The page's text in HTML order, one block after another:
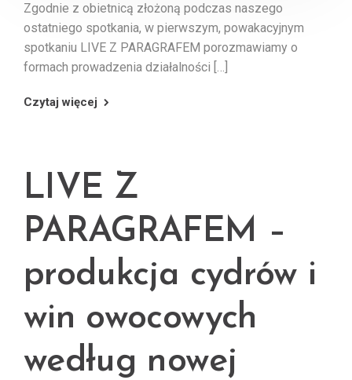
Zgodnie z obietnicą złożoną podczas naszego
ostatniego spotkania, w pierwszym, powakacyjnym
spotkaniu LIVE Z PARAGRAFEM porozmawiamy o
formach prowadzenia działalności […]
Czytaj więcej
LIVE Z
PARAGRAFEM –
produkcja cydrów i
win owocowych
według nowej